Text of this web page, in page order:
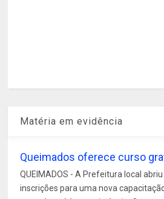
Matéria em evidência
Queimados oferece curso
QUEIMADOS - A Prefeitura local
inscrições para uma nova